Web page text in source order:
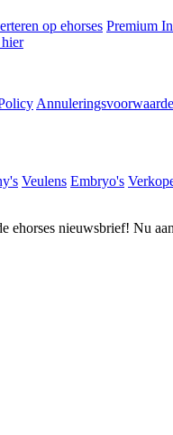
op ehorses Premium
Veulens Embryo's
ehorses nieuwsbrief! Nu